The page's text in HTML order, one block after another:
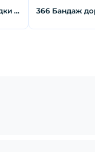
1-2 DRY Прокладки для подмышек от пота черного цвета большие 12 шт